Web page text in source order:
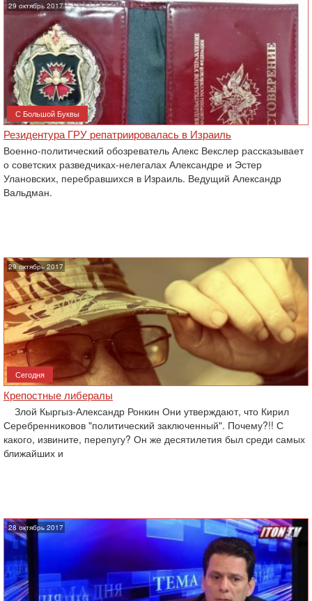
29 октябрь 2017
С Большой Буквы
Резидентура ГРУ репатриировалась в Израиль
Военно-политический обозреватель Алекс Векслер рассказывает
о советских разведчиках-нелегалах Александре и Эстер
Улановских, перебравшихся в Израиль. Ведущий Александр
Вальдман.
29 октябрь 2017
Сегодня
Крепостные либералы
Злой Кыргыз-Александр Ронкин Они утверждают, что Кирил
Серебренниковов "политический заключенный". Почему?!! С
какого, извините, перепугу? Он же десятилетия был среди самых
ближайших и
28 октябрь 2017